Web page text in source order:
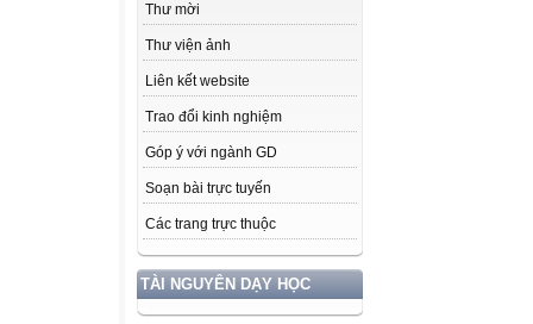
Thư mời
Thư viện ảnh
Liên kết website
Trao đổi kinh nghiệm
Góp ý với ngành GD
Soạn bài trực tuyến
Các trang trực thuộc
TÀI NGUYÊN DẠY HỌC